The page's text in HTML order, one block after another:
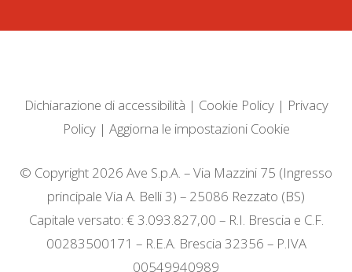
Dichiarazione di accessibilità | Cookie Policy| Privacy
Policy| Aggiorna le impostazioni Cookie
© Copyright 2026 Ave S.p.A. – Via Mazzini 75 (Ingresso
principale Via A. Belli 3) – 25086 Rezzato (BS)
Capitale versato: € 3.093.827,00 – R.I. Brescia e C.F.
00283500171 – R.E.A. Brescia 32356 – P.IVA
00549940989